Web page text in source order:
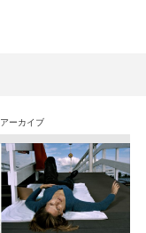
アーカイブ